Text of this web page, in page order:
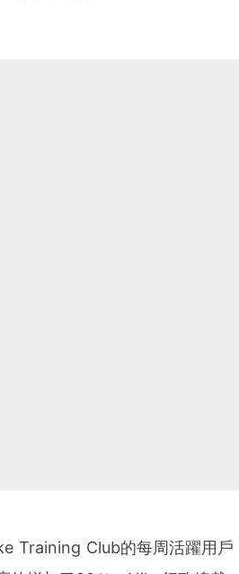
Training Club的每周活躍用戶